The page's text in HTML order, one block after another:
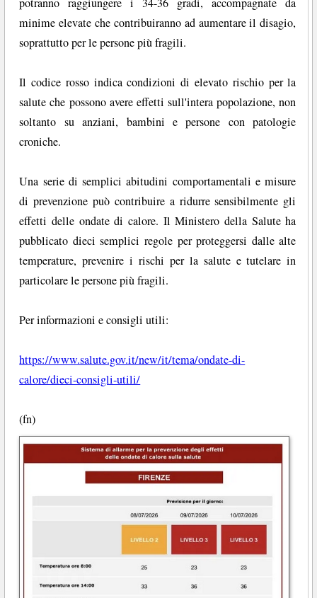
minime elevate che contribuiranno ad aumentare il disagio,
soprattutto per le persone più fragili.
Il codice rosso indica condizioni di elevato rischio per la
salute che possono avere effetti sull'intera popolazione, non
soltanto su anziani, bambini e persone con patologie
croniche.
Una serie di semplici abitudini comportamentali e misure
di prevenzione può contribuire a ridurre sensibilmente gli
effetti delle ondate di calore. Il Ministero della Salute ha
pubblicato dieci semplici regole per proteggersi dalle alte
temperature, prevenire i rischi per la salute e tutelare in
particolare le persone più fragili.
Per informazioni e consigli utili:
https://www.salute.gov.it/new/it/tema/ondate-di-
calore/dieci-consigli-utili/
(fn)